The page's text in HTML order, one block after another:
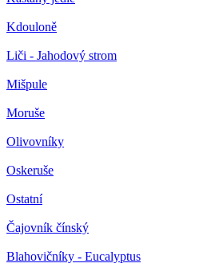
Kdouloně
Liči - Jahodový strom
Mišpule
Moruše
Olivovníky
Oskeruše
Ostatní
Čajovník čínský
Blahovičníky - Eucalyptus